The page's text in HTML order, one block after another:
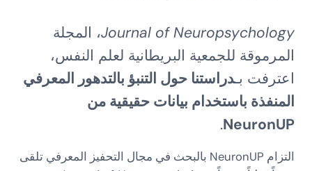
Journal of Neuropsychology، المجلة
المرموقة للجمعية البريطانية لعلم النفس،
اعترفت بـدراستنا حول التنبؤ بالتدهور المعرفي
المنفذة باستخدام بيانات حقيقية من
NeuronUP
.
التزام NeuronUP بالبحث في مجال التحفيز المعرفي تلقى